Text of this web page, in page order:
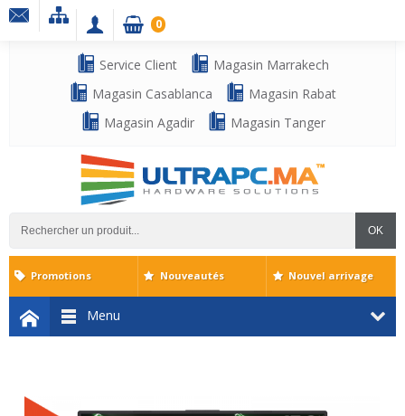
Service Client
Magasin Marrakech
Magasin Casablanca
Magasin Rabat
Magasin Agadir
Magasin Tanger
OK
0
Menu
Promotions Nouveautés Nouvel arrivage